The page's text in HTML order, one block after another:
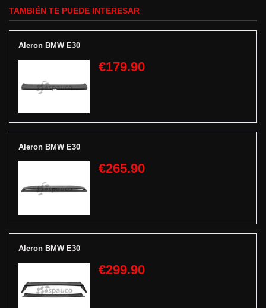
TAMBIÉN TE PUEDE INTERESAR
Aleron BMW E30
€179.90
Aleron BMW E30
€265.90
Aleron BMW E30
€299.90